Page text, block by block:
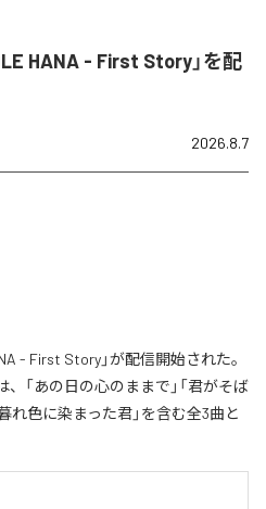
HANA - First Story」を配
2026.8.7
- First Story」が配信開始された。
「あの日の心のままで」「君がそば
れ色に染まった君」を含む全3曲と